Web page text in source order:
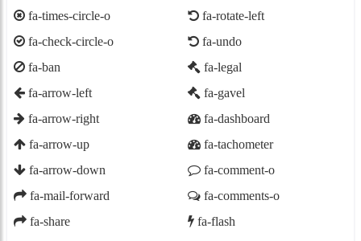
fa-times-circle-o
fa-check-circle-o
fa-ban
fa-arrow-left
fa-arrow-right
fa-arrow-up
fa-arrow-down
fa-mail-forward
fa-share
fa-rotate-left
fa-undo
fa-legal
fa-gavel
fa-dashboard
fa-tachometer
fa-comment-o
fa-comments-o
fa-flash